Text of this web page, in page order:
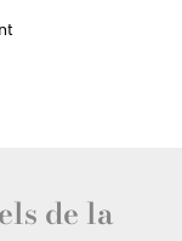
de la